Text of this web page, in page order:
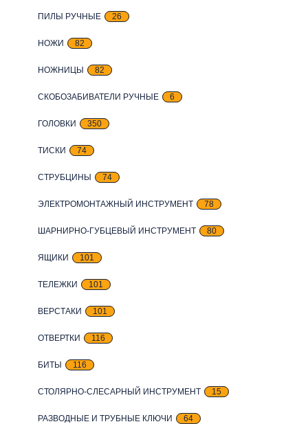
ПИЛЫ РУЧНЫЕ 26
НОЖИ 82
НОЖНИЦЫ 82
СКОБОЗАБИВАТЕЛИ РУЧНЫЕ 6
ГОЛОВКИ 350
ТИСКИ 74
СТРУБЦИНЫ 74
ЭЛЕКТРОМОНТАЖНЫЙ ИНСТРУМЕНТ 78
ШАРНИРНО-ГУБЦЕВЫЙ ИНСТРУМЕНТ 80
ЯЩИКИ 101
ТЕЛЕЖКИ 101
ВЕРСТАКИ 101
ОТВЕРТКИ 116
БИТЫ 116
СТОЛЯРНО-СЛЕСАРНЫЙ ИНСТРУМЕНТ 15
РАЗВОДНЫЕ И ТРУБНЫЕ КЛЮЧИ 64